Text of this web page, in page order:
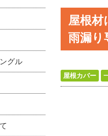
屋根材
雨漏
屋根カバー
グル